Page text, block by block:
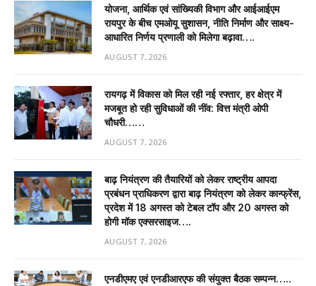
योजना, आर्थिक एवं सांख्यिकी विभाग और आईआईएम
रायपुर के बीच एमओयू सुशासन, नीति निर्माण और साक्ष्य-
आधारित निर्णय प्रणाली को मिलेगा बढ़ावा….
AUGUST 7, 2026
रायगढ़ में विकास को मिल रही नई रफ्तार, हर क्षेत्र में
मजबूत हो रही सुविधाओं की नींव: वित्त मंत्री ओपी
चौधरी……
AUGUST 7, 2026
बाढ़ नियंत्रण की तैयारियों को लेकर राष्ट्रीय आपदा
प्रबंधन प्राधिकरण द्वारा बाढ़ नियंत्रण को लेकर कान्फ्रेंस,
प्रदेश में 18 अगस्त को टेबल टॉप और 20 अगस्त को
होगी मॉक एक्सरसाइज….
AUGUST 7, 2026
एनडीएमए एवं एनडीआरएफ की संयुक्त बैठक सम्पन्न…..